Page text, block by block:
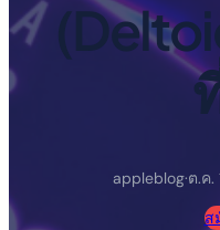
appleblog·ต.ค.
ส